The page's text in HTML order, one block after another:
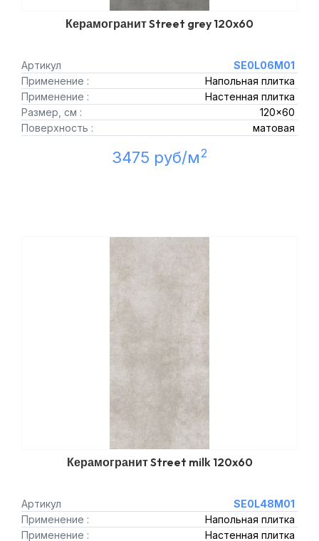
Керамогранит Street grey 120x60
Артикул
SE0L06M01
Применение :
Напольная плитка
Применение :
Настенная плитка
Размер, см :
120x60
Поверхность :
матовая
3475 руб/м2
Керамогранит Street milk 120x60
Артикул
SE0L48M01
Применение :
Напольная плитка
Применение :
Настенная плитка